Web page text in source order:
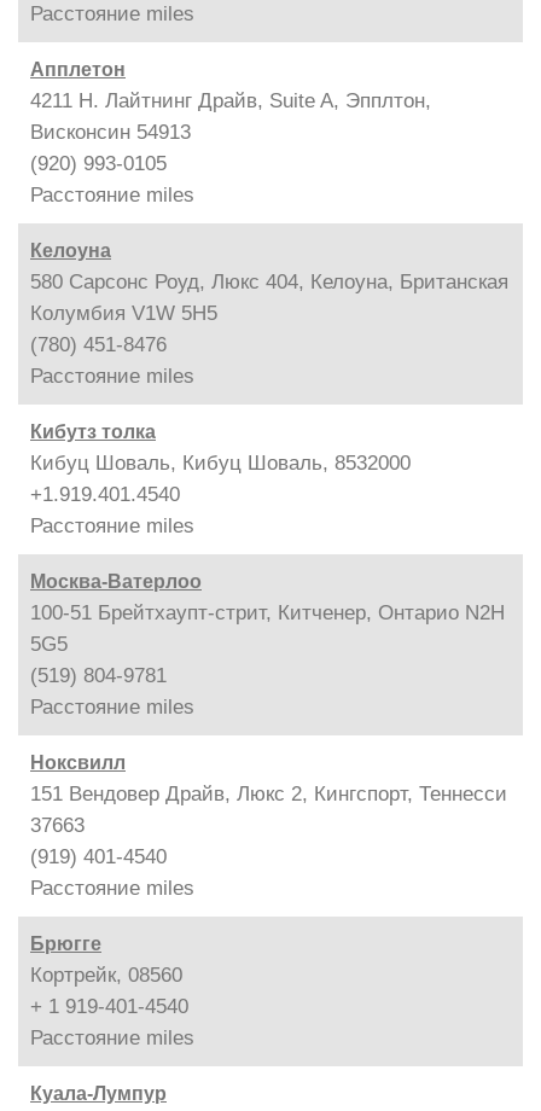
Расстояние miles
Апплетон
4211 Н. Лайтнинг Драйв, Suite A, Эпплтон,
Висконсин 54913
(920) 993-0105
Расстояние miles
Келоуна
580 Сарсонс Роуд, Люкс 404, Келоуна, Британская
Колумбия V1W 5H5
(780) 451-8476
Расстояние miles
Кибутз толка
Кибуц Шоваль, Кибуц Шоваль, 8532000
+1.919.401.4540
Расстояние miles
Москва-Ватерлоо
100-51 Брейтхаупт-стрит, Китченер, Онтарио N2H
5G5
(519) 804-9781
Расстояние miles
Ноксвилл
151 Вендовер Драйв, Люкс 2, Кингспорт, Теннесси
37663
(919) 401-4540
Расстояние miles
Брюгге
Кортрейк, 08560
+ 1 919-401-4540
Расстояние miles
Куала-Лумпур